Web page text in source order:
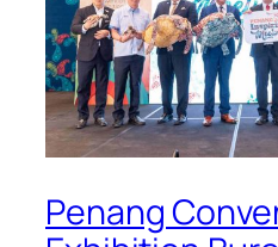
Penang